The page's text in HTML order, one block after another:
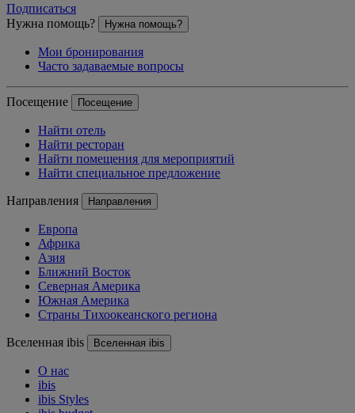
Подписаться
Нужна помощь?
Нужна помощь?
Мои бронирования
Часто задаваемые вопросы
Посещение Посещение
Найти отель
Найти ресторан
Найти помещения для мероприятий
Найти специальное предложение
Направления Направления
Европа
Африка
Азия
Ближний Восток
Северная Америка
Южная Америка
Страны Тихоокеанского региона
Вселенная ibis Вселенная ibis
О нас
ibis
ibis Styles